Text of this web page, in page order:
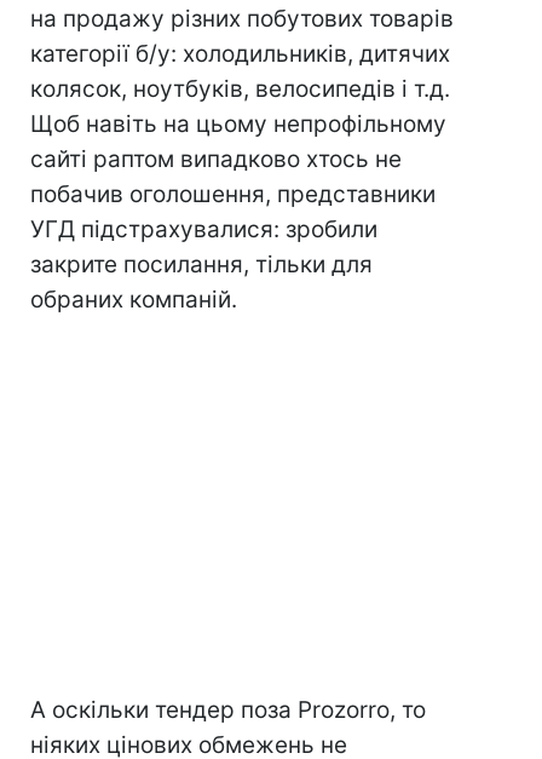
на продажу різних побутових товарів
категорії б/у: холодильників, дитячих
колясок, ноутбуків, велосипедів і т.д.
Щоб навіть на цьому непрофільному
сайті раптом випадково хтось не
побачив оголошення, представники
УГД підстрахувалися: зробили
закрите посилання, тільки для
обраних компаній.
А оскільки тендер поза Prozorro, то
ніяких цінових обмежень не